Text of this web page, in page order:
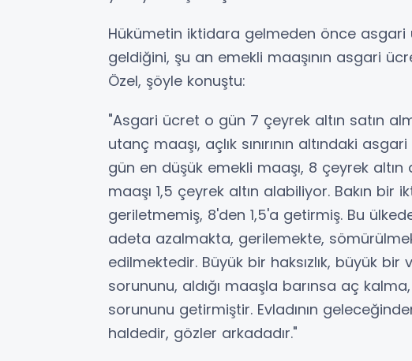
Hükümetin iktidara gelmeden önce asgari
geldiğini, şu an emekli maaşının asgari
Özel, şöyle konuştu:
"Asgari ücret o gün 7 çeyrek altın satın
utanç maaşı, açlık sınırının altındaki
gün en düşük emekli maaşı, 8 çeyrek
maaşı 1,5 çeyrek altın alabiliyor. Bakın bir
geriletmemiş, 8'den 1,5'a getirmiş. Bu
adeta azalmakta, gerilemekte,
edilmektedir. Büyük bir haksızlık, büyük bir
sorununu, aldığı maaşla barınsa aç
sorununu getirmiştir. Evladının
haldedir, gözler arkadadır."